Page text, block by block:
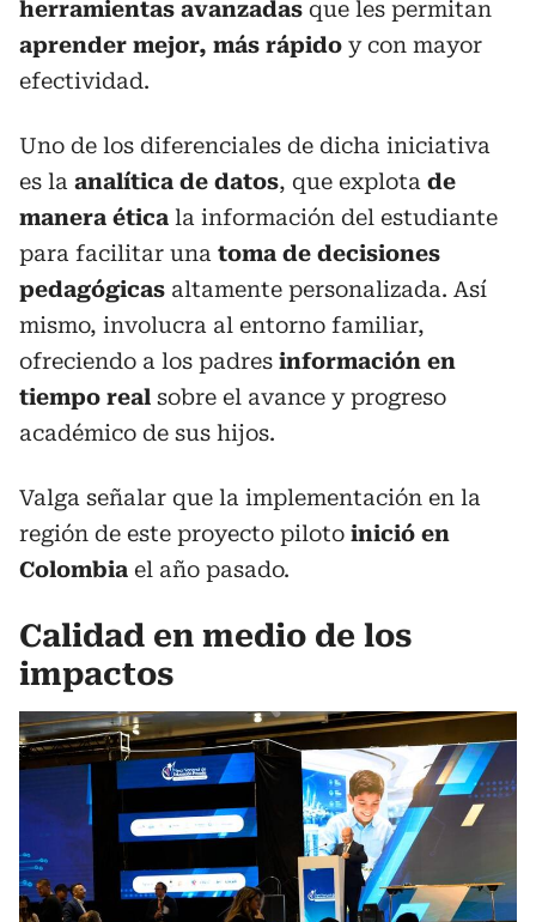
herramientas avanzadas que les permitan
aprender mejor, más rápido y con mayor
efectividad.
Uno de los diferenciales de dicha iniciativa
es la analítica de datos, que explota de
manera ética la información del estudiante
para facilitar una toma de decisiones
pedagógicas altamente personalizada. Así
mismo, involucra al entorno familiar,
ofreciendo a los padres información en
tiempo real sobre el avance y progreso
académico de sus hijos.
Valga señalar que la implementación en la
región de este proyecto piloto inició en
Colombia el año pasado.
Calidad en medio de los
impactos